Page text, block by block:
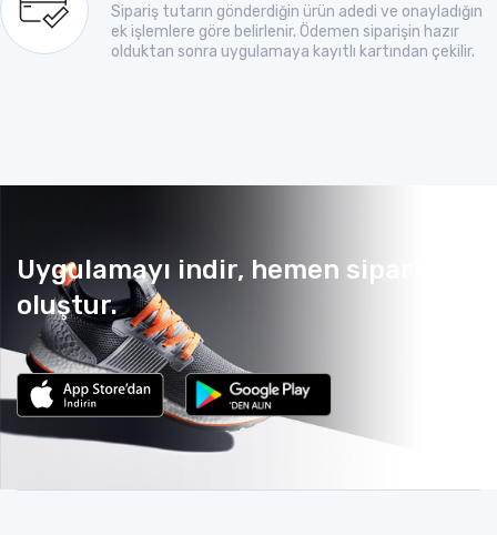
Sipariş tutarın gönderdiğin ürün adedi ve onayladığın
ek işlemlere göre belirlenir. Ödemen siparişin hazır
olduktan sonra uygulamaya kayıtlı kartından çekilir.
Uygulamayı indir, hemen sipariş
oluştur.